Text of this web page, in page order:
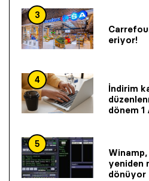
3
eriyor!
4
İndirim
dönem 1
5
Winamp,
yeniden
dönüyor